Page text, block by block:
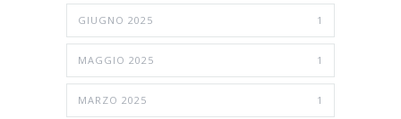
GIUGNO 2025 1
MAGGIO 2025 1
MARZO 2025 1